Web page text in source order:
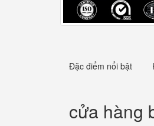
Đặc điểm nổi bật
cửa hàng